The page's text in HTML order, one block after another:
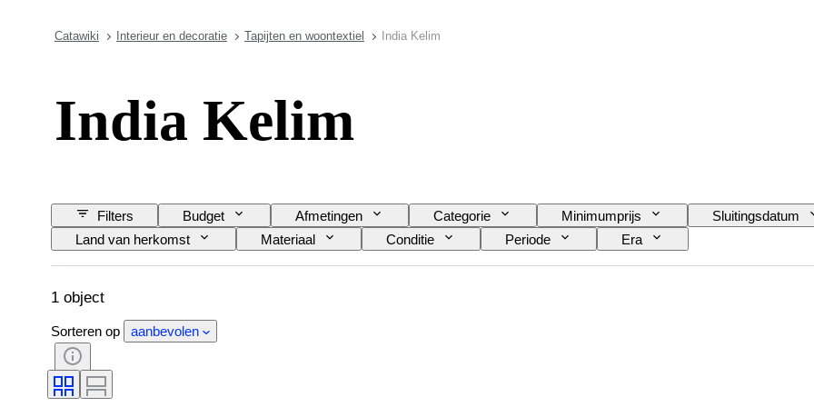
Catawiki Interieur en decoratie Tapijten en woontextiel India Kelim
India Kelim
Filters Budget Afmetingen Categorie Minimumprijs Sluitingsdatum
Land van herkomst
Materiaal Conditie Periode Era
1 object
Sorteren op aanbevolen